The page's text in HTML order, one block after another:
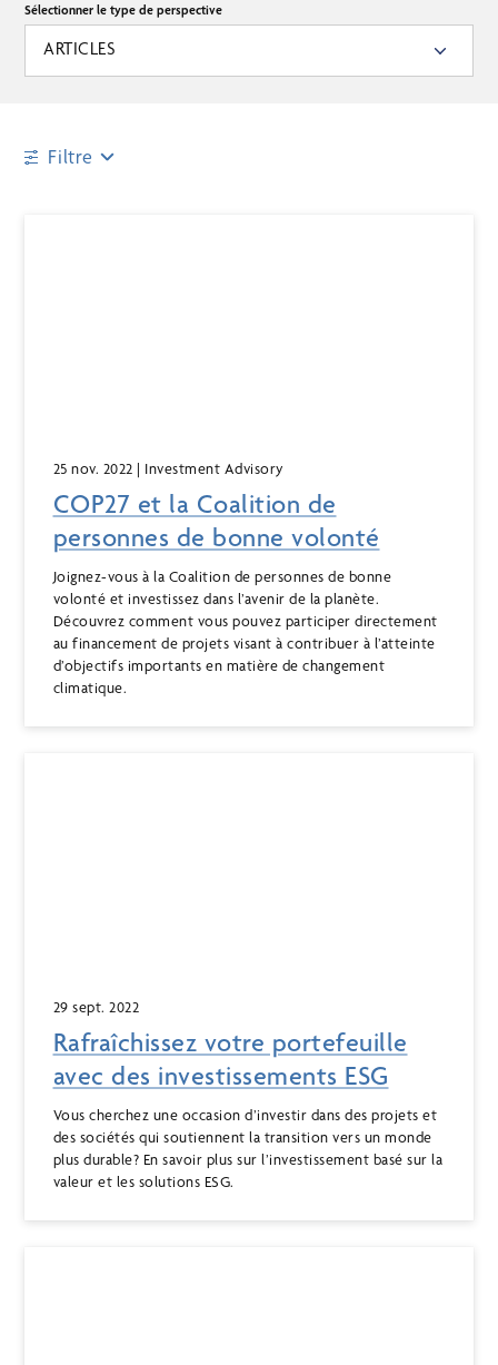
Sélectionner le type de perspective
ARTICLES
Filtre
25 nov. 2022 | Investment Advisory
COP27 et la Coalition de
personnes de bonne volonté
Joignez-vous à la Coalition de personnes de bonne
volonté et investissez dans l’avenir de la planète.
Découvrez comment vous pouvez participer directement
au financement de projets visant à contribuer à l’atteinte
d’objectifs importants en matière de changement
climatique.
29 sept. 2022
Rafraîchissez votre portefeuille
avec des investissements ESG
Vous cherchez une occasion d’investir dans des projets et
des sociétés qui soutiennent la transition vers un monde
plus durable? En savoir plus sur l’investissement basé sur la
valeur et les solutions ESG.